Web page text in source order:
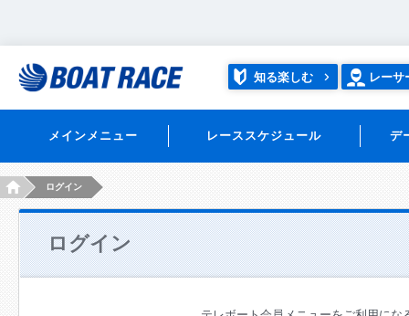
知る楽しむ レーサ
メインメニュー レーススケジュール デ
HOMEログイン
ログイン